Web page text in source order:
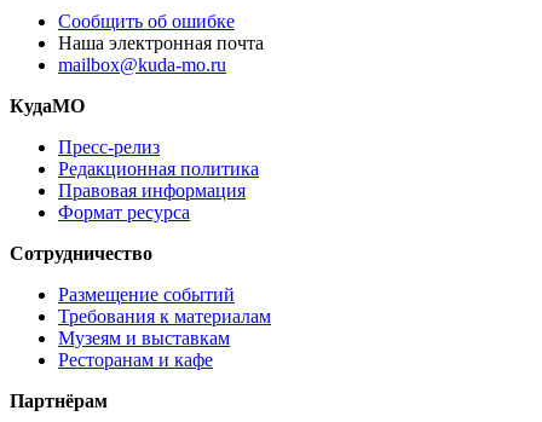
Сообщить об ошибке
Наша электронная почта
mailbox@kuda-mo.ru
КудаМО
Пресс-релиз
Редакционная политика
Правовая информация
Формат ресурса
Сотрудничество
Размещение событий
Требования к материалам
Музеям и выставкам
Ресторанам и кафе
Партнёрам